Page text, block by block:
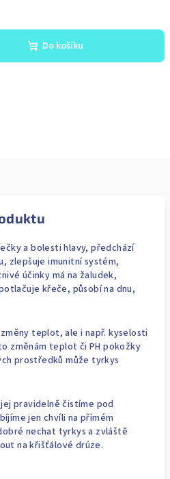
Do košíku
a bolesti hlavy, předchází
zlepšuje imunitní systém,
účinky má na žaludek,
křeče, působí na dnu,
teplot, ale i např. kyselosti
změnám teplot či PH pokožky
prostředků může tyrkys
pravidelně čistíme pod
jen chvíli na přímém
nechat tyrkys a zvláště
na křišťálové drúze.